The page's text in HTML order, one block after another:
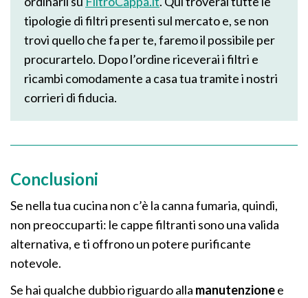
tipologie di filtri presenti sul mercato e, se non
trovi quello che fa per te, faremo il possibile per
procurartelo. Dopo l’ordine riceverai i filtri e
ricambi comodamente a casa tua tramite i nostri
corrieri di fiducia.
Conclusioni
Se nella tua cucina non c’è la canna fumaria, quindi,
non preoccuparti: le cappe filtranti sono una valida
alternativa, e ti offrono un potere purificante
notevole.
Se hai qualche dubbio riguardo alla manutenzionee